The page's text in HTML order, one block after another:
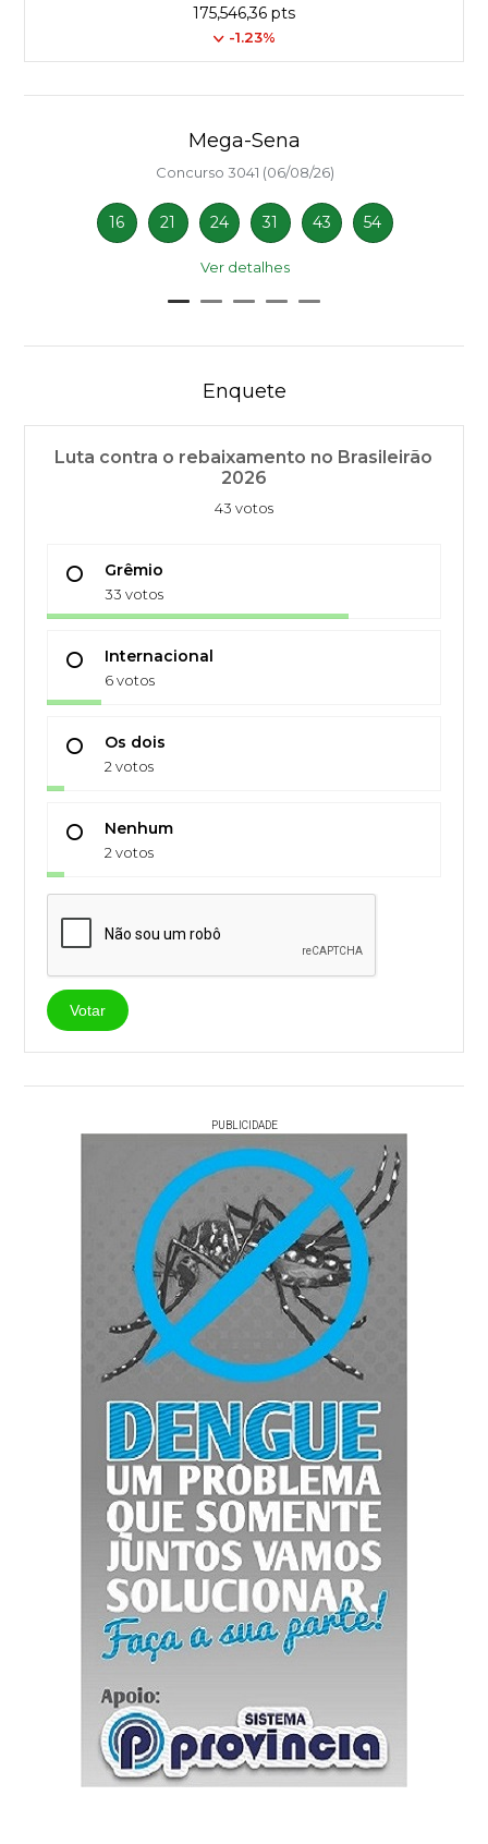
175,546,36 pts
-1.23%
Mega-Sena
Concurso 3041 (06/08/26)
16 21 24 31 43 54
Ver detalhes
Enquete
Luta contra o rebaixamento no Brasileirão
2026
43 votos
Grêmio
33 votos
Internacional
6 votos
Os dois
2 votos
Nenhum
2 votos
Votar
PUBLICIDADE